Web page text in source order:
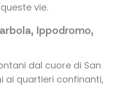
vie.
Ippodromo,
dal cuore di San
ai quartieri confinanti,